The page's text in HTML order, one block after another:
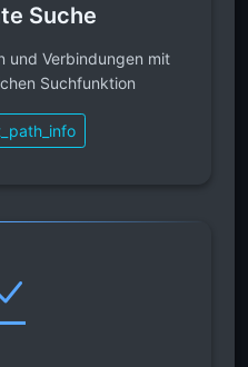
Suche
und Verbindungen mit
Suchfunktion